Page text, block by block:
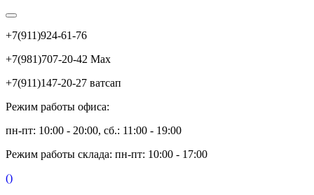
+7(911)924-61-76
+7(981)707-20-42 Max
+7(911)147-20-27 ватсап
Режим работы офиса:
пн-пт: 10:00 - 20:00, сб.: 11:00 - 19:00
Режим работы склада: пн-пт: 10:00 - 17:00
()